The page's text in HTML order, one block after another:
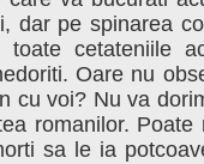
dar pe spinarea
cetateniile
Oare nu
cu voi? Nu va
romanilor. Poate
sa le ia